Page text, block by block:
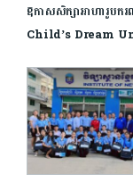
ឱកាសសិក្សាអាហារូបករ
Child’s Dream